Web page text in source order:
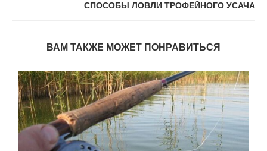
СПОСОБЫ ЛОВЛИ ТРОФЕЙНОГО УСАЧА
ВАМ ТАКЖЕ МОЖЕТ ПОНРАВИТЬСЯ